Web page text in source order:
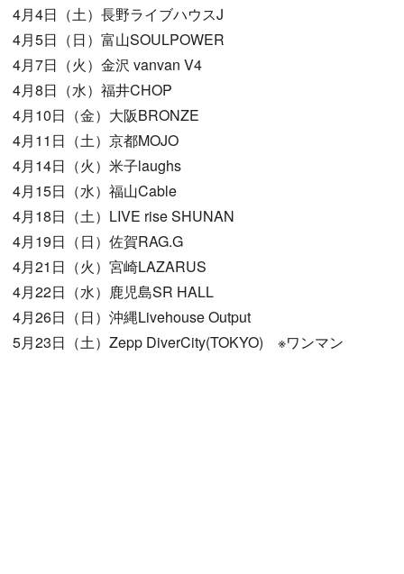
4月4日（土）長野ライブハウスJ
4月5日（日）富山SOULPOWER
4月7日（火）金沢 vanvan V4
4月8日（水）福井CHOP
4月10日（金）大阪BRONZE
4月11日（土）京都MOJO
4月14日（火）米子laughs
4月15日（水）福山Cable
4月18日（土）LIVE rise SHUNAN
4月19日（日）佐賀RAG.G
4月21日（火）宮崎LAZARUS
4月22日（水）鹿児島SR HALL
4月26日（日）沖縄Livehouse Output
5月23日（土）Zepp DiverCity(TOKYO) ※ワンマン